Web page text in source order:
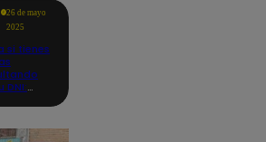
26 de mayo
2025
si tienes
DNI: